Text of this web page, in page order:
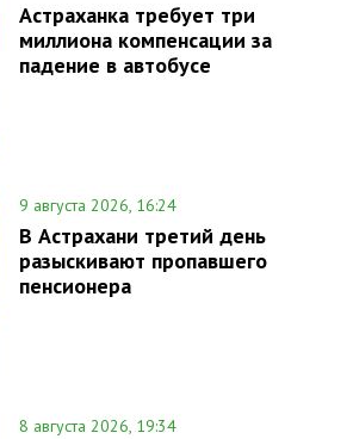
Астраханка требует три
миллиона компенсации за
падение в автобусе
9 августа 2026, 16:24
В Астрахани третий день
разыскивают пропавшего
пенсионера
8 августа 2026, 19:34